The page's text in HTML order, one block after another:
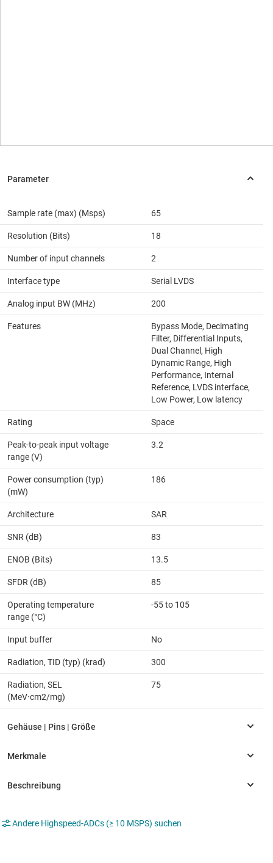
Sample rate (max) (Msps) 65
Resolution (Bits) 18
Number of input channels 2
Interface type Serial LVDS
Analog input BW (MHz) 200
Features
Bypass Mode, Decimating
Filter, Differential Inputs,
Dual Channel, High
Dynamic Range, High
Performance, Internal
Reference, LVDS interface,
Low Power, Low latency
Rating Space
Peak-to-peak input voltage
range (V)
3.2
Power consumption (typ)
(mW)
186
Architecture SAR
SNR (dB) 83
ENOB (Bits) 13.5
SFDR (dB) 85
Operating temperature
range (°C)
-55 to 105
Input buffer No
Radiation, TID (typ) (krad) 300
Radiation, SEL
(MeV·cm2/mg)
75
Andere Highspeed-ADCs (≥ 10 MSPS) suchen